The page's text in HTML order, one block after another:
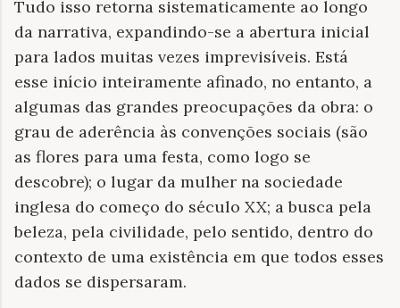
Tudo isso retorna sistematicamente ao longo
da narrativa, expandindo-se a abertura inicial
para lados muitas vezes imprevisíveis. Está
esse início inteiramente afinado, no entanto, a
algumas das grandes preocupações da obra: o
grau de aderência às convenções sociais (são
as flores para uma festa, como logo se
descobre); o lugar da mulher na sociedade
inglesa do começo do século XX; a busca pela
beleza, pela civilidade, pelo sentido, dentro do
contexto de uma existência em que todos esses
dados se dispersaram.